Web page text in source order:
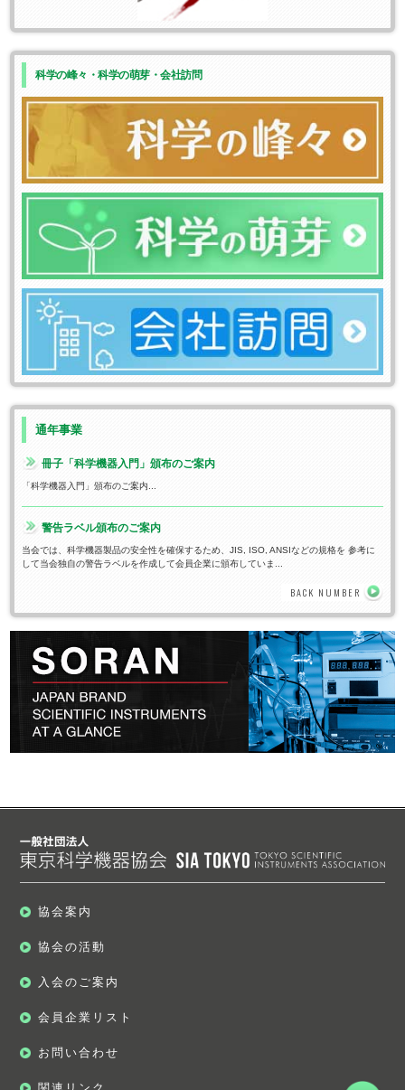
科学の峰々・科学の萌芽・会社訪問
通年事業
冊子「科学機器入門」頒布のご案内
「科学機器入門」頒布のご案内...
警告ラベル頒布のご案内
当会では、科学機器製品の安全性を確保するため、JIS, ISO, ANSIなどの規格を 参考に
して当会独自の警告ラベルを作成して会員企業に頒布していま...
BACK NUMBER
協会案内
協会の活動
入会のご案内
会員企業リスト
お問い合わせ